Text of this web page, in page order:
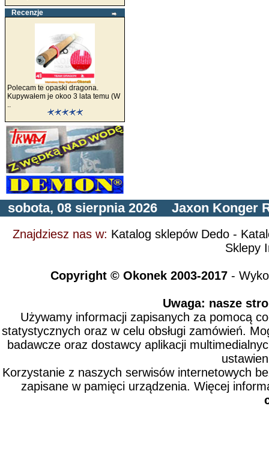
Recenzje
Polecam te opaski dragona.
Kupywałem je okoo 3 lata temu (W
..
sobota, 08 sierpnia 2026 Jaxon Konger
Znajdziesz nas w: Katalog sklepów Dedo -
Sklepy
Copyright © Okonek 2003-2017-
Uwaga: nasze
Używamy informacji zapisanych za pomocą
statystycznych oraz w celu obsługi zamówień.
badawcze oraz dostawcy aplikacji
Korzystanie z naszych serwisów internetowych
zapisane w pamięci urządzenia. Więcej